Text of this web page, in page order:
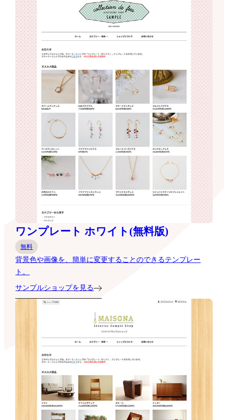
ワンプレート ホワイト(無料版)
無料
背景色や画像を、簡単に変更することのできるテンプレー
ト。
サンプルショップを見る